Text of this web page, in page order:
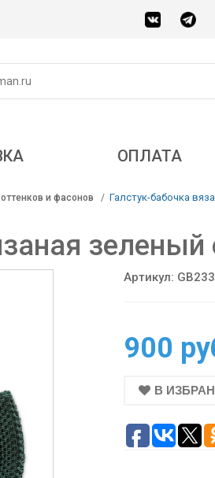
ОПЛАТА
и фасонов Галстук-бабочка
Артикул: GB233
900
В